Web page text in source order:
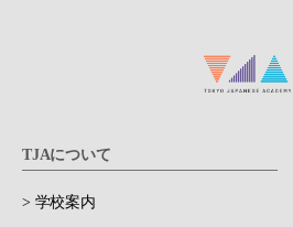
TJAについて
> 学校案内